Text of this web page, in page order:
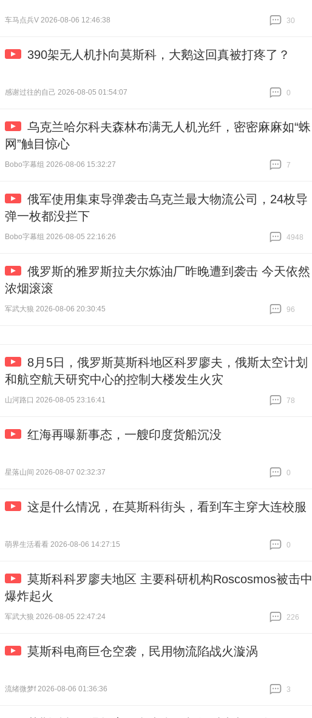
车马点兵V 2026-08-06 12:46:38
30
390架无人机扑向莫斯科，大鹅这回真被打疼了？
感谢过往的自己 2026-08-05 01:54:07
0
乌克兰哈尔科夫森林布满无人机光纤，密密麻麻如“蛛
网”触目惊心
Bobo字幕组 2026-08-06 15:32:27
7
俄军使用集束导弹袭击乌克兰最大物流公司，24枚导
弹一枚都没拦下
Bobo字幕组 2026-08-05 22:16:26
4948
俄罗斯的雅罗斯拉夫尔炼油厂昨晚遭到袭击 今天依然
浓烟滚滚
军武大狼 2026-08-06 20:30:45
96
8月5日，俄罗斯莫斯科地区科罗廖夫，俄斯太空计划
和航空航天研究中心的控制大楼发生火灾
山河路口 2026-08-05 23:16:41
78
红海再曝新事态，一艘印度货船沉没
星落山间 2026-08-07 02:32:37
0
这是什么情况，在莫斯科街头，看到车主穿大连校服
萌界生活看看 2026-08-06 14:27:15
0
莫斯科科罗廖夫地区 主要科研机构Roscosmos被击中
爆炸起火
军武大狼 2026-08-05 22:47:24
226
莫斯科电商巨仓空袭，民用物流陷战火漩涡
流绪微梦f 2026-08-06 01:36:36
3